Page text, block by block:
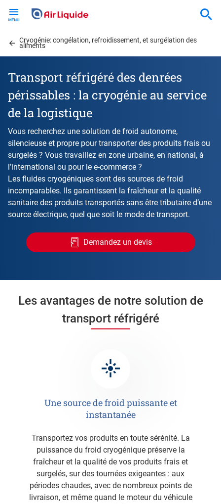
content
Cryogénie: congélation, refroidissement, et surgélation des
aliments
Transport réfrigéré des denrées
périssables : la cryogénie au service
de la logistique
Vous recherchez une solution de froid autonome,
silencieuse et propre pour transporter des produits frais ou
surgelés ? Vous travaillez en zone urbaine, en national, à
l’international ou pour le e-commerce ?
Les fluides cryogéniques sont des sources de froid
incomparables. Ils garantissent la fraîcheur et la qualité
sanitaire des produits transportés sans être tributaire d’une
source électrique, quel que soit le mode de transport.
Demandez un devis
Les avantages de notre solution de
transport réfrigéré
Une source de froid puissante et
instantanée
Transportez vos produits en toute sérénité. La
puissance du froid cryogénique préserve la
fraîcheur et la qualité de vos produits frais et
surgelés, sur des tournées exigeantes : aux
périodes chaudes, avec de nombreux points de
livraison, et même quand le moteur du véhicule